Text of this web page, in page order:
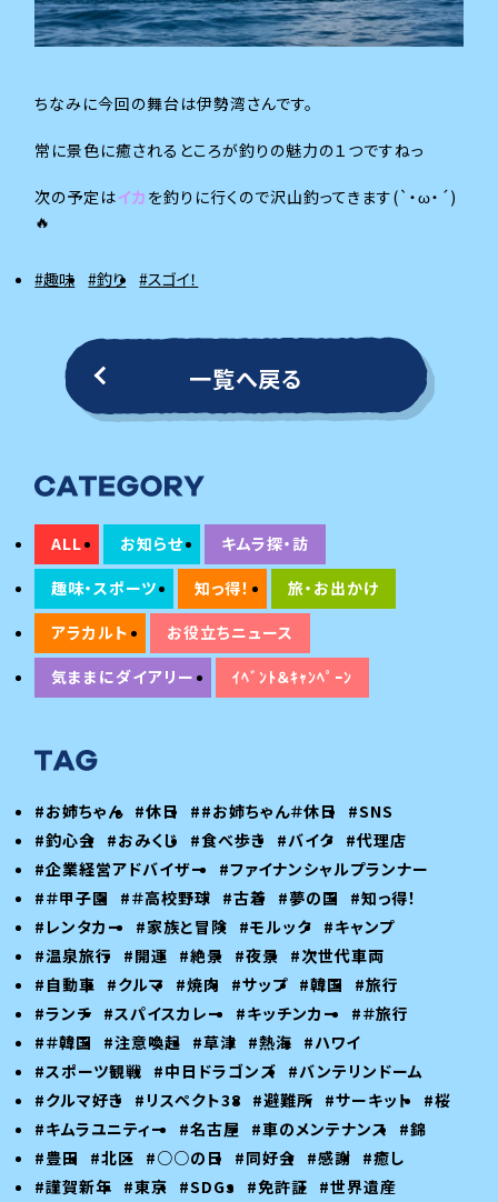
ちなみに今回の舞台は伊勢湾さんです。
常に景色に癒されるところが釣りの魅力の１つですねっ
次の予定はイカ を釣りに行くので沢山釣ってきます(`・ω・´)
🔥
#趣味 #釣り #スゴイ！
一覧へ戻る
ALL お知らせ
キムラ探・訪
趣味・スポーツ
知っ得！
旅・お出かけ
アラカルト
お役立ちニュース
気ままにダイアリー
ｲﾍﾞﾝﾄ＆ｷｬﾝﾍﾟｰﾝ
#お姉ちゃん #休日 ##お姉ちゃん＃休日
#SNS
#釣心会 #おみくじ #食べ歩き #バイク #代理店
#企業経営アドバイザー
#ファイナンシャルプランナー
#＃甲子園
#＃高校野球 #古着 #夢の国
#知っ得！
#レンタカー
#家族と冒険 #モルック #キャンプ
#温泉旅行
#開運 #絶景 #夜景 #次世代車両
#自動車 #クルマ #焼肉 #サップ #韓国
#旅行
#ランチ #スパイスカレー #キッチンカー
#＃旅行
#＃韓国
#注意喚起 #草津 #熱海 #ハワイ
#スポーツ観戦 #中日ドラゴンズ #バンテリンドーム
#クルマ好き
#リスペクト38 #避難所 #サーキット
#桜
#キムラユニティー
#名古屋 #車のメンテナンス
#錦
#豊田
#北区 #○○の日 #同好会 #感謝 #癒し
#謹賀新年 #東京 #SDGs #免許証 #世界遺産